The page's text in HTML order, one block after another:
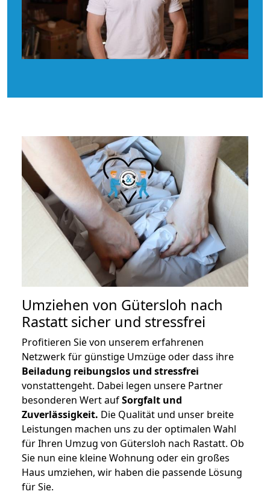
Umziehen von Gütersloh nach
Rastatt sicher und stressfrei
Profitieren Sie von unserem erfahrenen
Netzwerk für günstige Umzüge oder dass ihre
Beiladung reibungslos und stressfrei
vonstattengeht. Dabei legen unsere Partner
besonderen Wert aufSorgfalt und
Zuverlässigkeit. Die Qualität und unser breite
Leistungen machen uns zu der optimalen Wahl
für Ihren Umzug von Gütersloh nach Rastatt. Ob
Sie nun eine kleine Wohnung oder ein großes
Haus umziehen, wir haben die passende Lösung
für Sie.